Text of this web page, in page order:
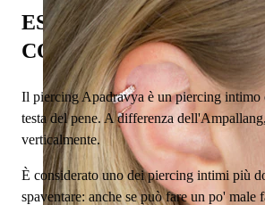
ESPLORA I PIERCING
CON LA NOSTRA
Il piercing Apadravya è un piercing intimo
testa del pene. A differenza
verticalmente.
È considerato uno dei piercing intimi più
spaventare: anche se può fare un po' male